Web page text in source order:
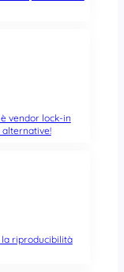
è vendor lock-in
alternative!
la riproducibilità